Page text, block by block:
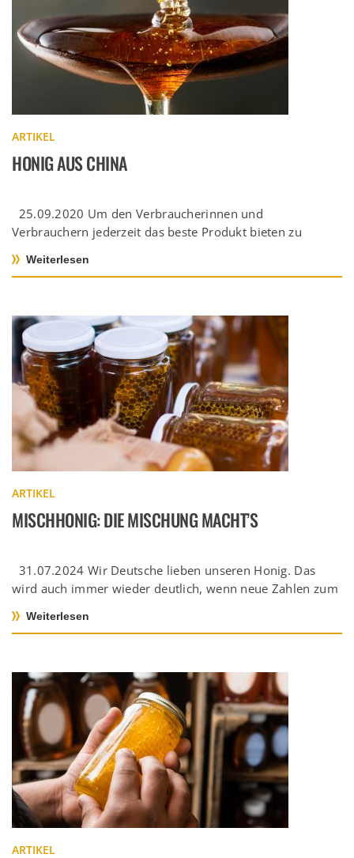
ARTIKEL
HONIG AUS CHINA
25.09.2020 Um den Verbraucherinnen und
Verbrauchern jederzeit das beste Produkt bieten zu
weltweit […]
Weiterlesen
ARTIKEL
MISCHHONIG: DIE MISCHUNG MACHT’S
31.07.2024 Wir Deutsche lieben unseren Honig. Das
wird auch immer wieder deutlich, wenn neue Zahlen zum
Weiterlesen
ARTIKEL